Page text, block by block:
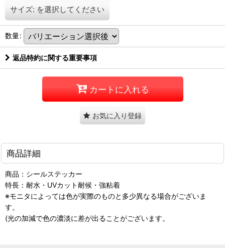
サイズ: を選択してください
数量:
返品特約に関する重要事項
カートに入れる
お気に入り登録
商品詳細
商品：シールステッカー
特長：耐水・UVカット耐候・強粘着
※モニタによっては色が実際のものと多少異なる場合がございま
す。
(光の加減で色の濃淡に差が出ることがございます。